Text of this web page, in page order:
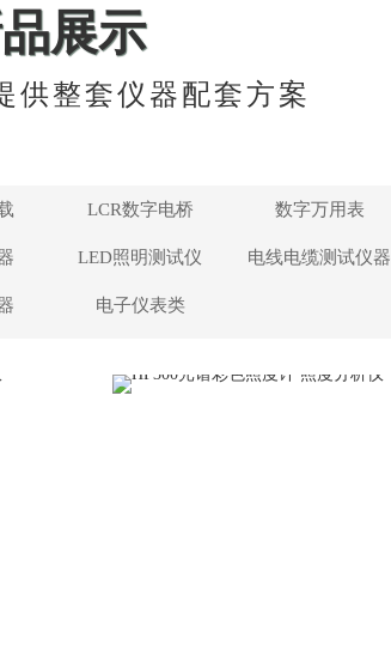
展示
供整套仪器配套方案
LCR数字电桥 数字万用表
LED照明测试仪 电线电缆测试仪器
电子仪表类